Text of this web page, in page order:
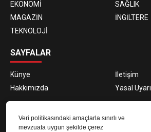
Veri politikasındaki amaçlarla sınırlı ve
mevzuata uygun şekilde çerez
EKONOMİ
SAĞLIK
MAGAZİN
İNGİLTERE
TEKNOLOJİ
SAYFALAR
Künye
İletişim
Hakkımızda
Yasal Uyarı